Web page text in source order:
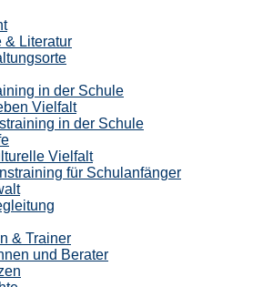
& Literatur
in der Schule
Vielfalt
in der Schule
Vielfalt
für Schulanfänger
& Trainer
und Berater